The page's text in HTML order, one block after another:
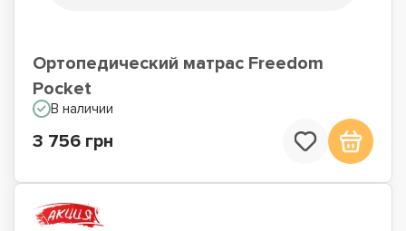
Ортопедический матрас Freedom
Pocket
В наличии
3 756 грн